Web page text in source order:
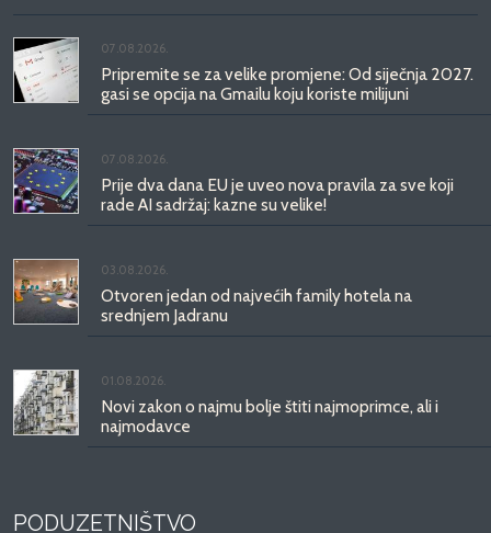
07.08.2026.
Pripremite se za velike promjene: Od siječnja 2027.
gasi se opcija na Gmailu koju koriste milijuni
07.08.2026.
Prije dva dana EU je uveo nova pravila za sve koji
rade AI sadržaj: kazne su velike!
03.08.2026.
Otvoren jedan od najvećih family hotela na
srednjem Jadranu
01.08.2026.
Novi zakon o najmu bolje štiti najmoprimce, ali i
najmodavce
PODUZETNIŠTVO